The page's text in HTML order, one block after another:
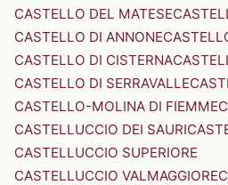
CASTELLO DEL MATESE
CASTELLO DI ANNONE
CASTELLO DI CISTERNA
CASTELLO DI SERRAVALLE
CASTELLO-MOLINA DI FIEMME
CASTELLUCCIO DEI SAURI
CASTELLUCCIO SUPERIORE
CASTELLUCCIO VALMAGGIORE